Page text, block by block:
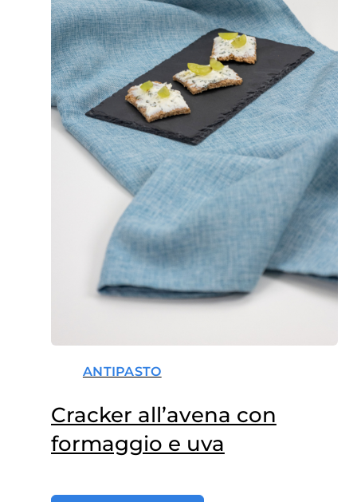
ANTIPASTO
Cracker all’avena con
formaggio e uva